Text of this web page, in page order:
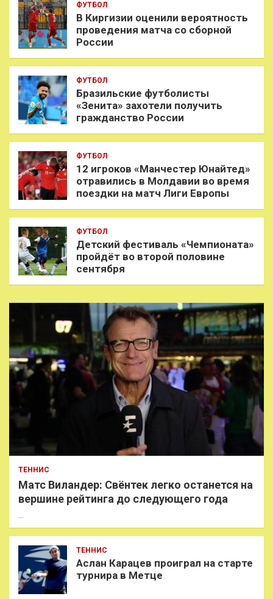
ФУТБОЛ
В Киргизии оценили вероятность
проведения матча со сборной
России
ФУТБОЛ
Бразильские футболисты
«Зенита» захотели получить
гражданство России
ФУТБОЛ
12 игроков «Манчестер Юнайтед»
отравились в Молдавии во время
поездки на матч Лиги Европы
ФУТБОЛ
Детский фестиваль «Чемпионата»
пройдёт во второй половине
сентября
ТЕННИС
Матс Виландер: Свёнтек легко останется на
вершине рейтинга до следующего года
…
ТЕННИС
Аслан Карацев проиграл на старте
турнира в Метце